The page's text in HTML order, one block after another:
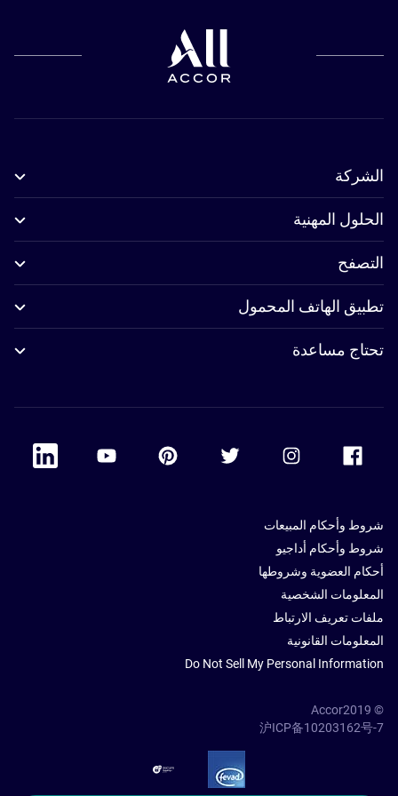
الشركة
الحلول المهنية
التصفح
تطبيق الهاتف المحمول
تحتاج مساعدة
Accor Facebook
Accor Twitter
Accor Pinterest
Accor Youtube
Linkedin
شروط وأحكام المبيعات
شروط وأحكام أداجيو
أحكام العضوية وشروطها
المعلومات الشخصية
ملفات تعريف الارتباط
المعلومات القانونية
Do Not Sell My Personal Information
© Accor2019
沪ICP备10203162号-7